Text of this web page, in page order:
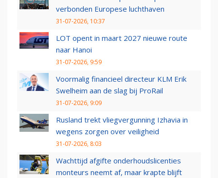
verbonden Europese luchthaven
31-07-2026, 10:37
LOT opent in maart 2027 nieuwe route
naar Hanoi
31-07-2026, 9:59
Voormalig financieel directeur KLM Erik
Swelheim aan de slag bij ProRail
31-07-2026, 9:09
Rusland trekt vliegvergunning Izhavia in
wegens zorgen over veiligheid
31-07-2026, 8:03
Wachttijd afgifte onderhoudslicenties
monteurs neemt af, maar krapte blijft